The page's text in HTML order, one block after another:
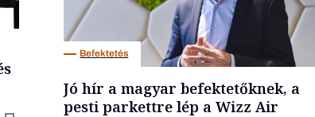
Befektetés
Jó hír a magyar befektetőknek, a
pesti parkettre lép a Wizz Air